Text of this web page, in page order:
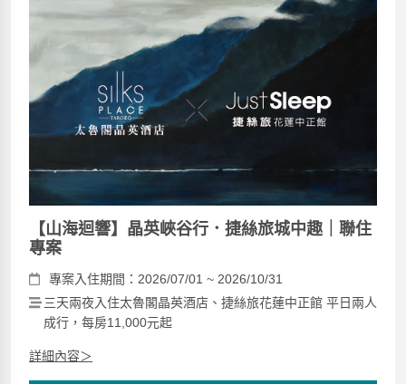
【山海迴響】晶英峽谷行．捷絲旅城中趣｜聯住
專案
專案入住期間：2026/07/01 ~ 2026/10/31
三天兩夜入住太魯閣晶英酒店、捷絲旅花蓮中正館 平日兩人
成行，每房11,000元起
詳細內容＞